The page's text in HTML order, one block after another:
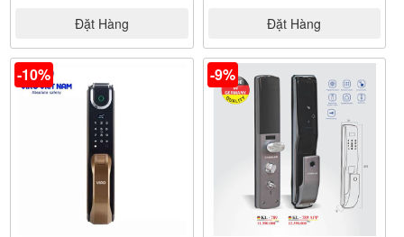
Đặt Hàng Đặt Hàng
-10% -9%